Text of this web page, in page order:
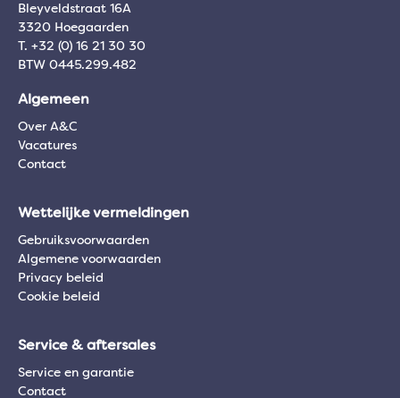
Bleyveldstraat 16A
3320 Hoegaarden
T. +32 (0) 16 21 30 30
BTW 0445.299.482
Algemeen
Over A&C
Vacatures
Contact
Wettelijke vermeldingen
Gebruiksvoorwaarden
Algemene voorwaarden
Privacy beleid
Cookie beleid
Service & aftersales
Service en garantie
Contact